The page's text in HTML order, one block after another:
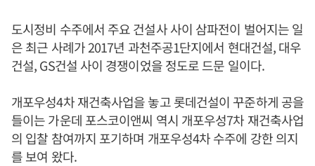
도시정비 수주에서 주요 건설사 사이 삼파전이 벌어지는 일
은 최근 사례가 2017년 과천주공1단지에서 현대건설, 대우
건설, GS건설 사이 경쟁이었을 정도로 드문 일이다.
개포우성4차 재건축사업을 놓고 롯데건설이 꾸준하게 공을
들이는 가운데 포스코이앤씨 역시 개포우성7차 재건축사업
의 입찰 참여까지 포기하며 개포우성4차 수주에 강한 의지
를 보여 왔다.